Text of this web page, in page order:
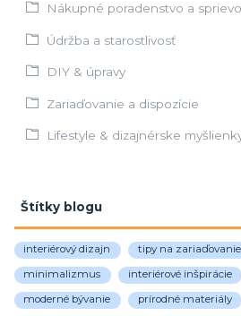
Nákupné poradenstvo a
Údržba a starostlivosť
DIY & úpravy
Zariaďovanie a dispozície
Lifestyle & dizajnérske
Štítky blogu
interiérový dizajn tipy na zariaďovanie
minimalizmus interiérové inšpirácie
moderné bývanie prírodné materiály